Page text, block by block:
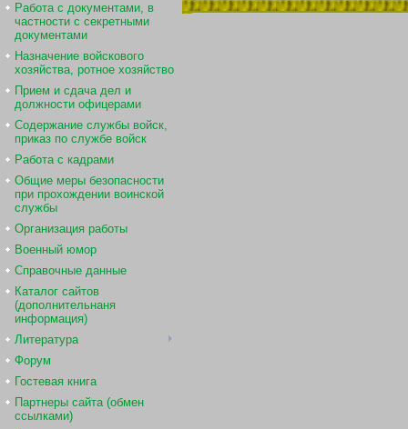
Работа с документами, в
частности с секретными
документами
Назначение войскового
хозяйства, ротное хозяйство
Прием и сдача дел и
должности офицерами
Содержание службы войск,
приказ по службе войск
Работа с кадрами
Общие меры безопасности
при прохождении воинской
службы
Организация работы
Военный юмор
Справочные данные
Каталог сайтов
(дополнительнаня
информация)
Литература
Форум
Гостевая книга
Партнеры сайта (обмен
ссылками)